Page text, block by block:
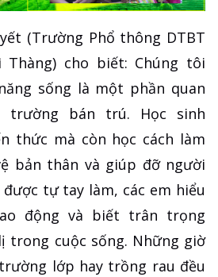
(Trường Phổ thông DTBT
Thàng) cho biết: Chúng tôi
sống là một phần quan
trường bán trú. Học sinh
thức mà còn học cách làm
bản thân và giúp đỡ người
được tự tay làm, các em hiểu
động và biết trân trọng
trong cuộc sống. Những giờ
lớp hay trồng rau đều